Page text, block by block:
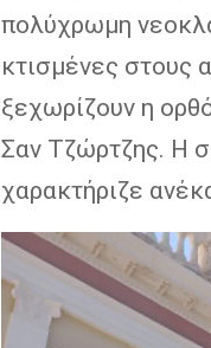
πολύχρωμη
κτισμένες στους
ξεχωρίζουν η
Σαν Τζώρτζης. Η
χαρακτήριζε